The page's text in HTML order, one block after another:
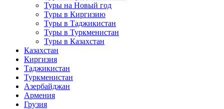
Туры на Новый год
Туры в Киргизию
Туры в Таджикистан
Туры в Туркменистан
Туры в Казахстан
Казахстан
Киргизия
Таджикистан
Туркменистан
Азербайджан
Армения
Грузия